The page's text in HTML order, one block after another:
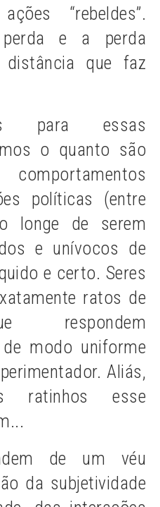
“rebeldes”.
e a perda
distância que faz
para essas
o quanto são
políticas (entre
longe de serem
e unívocos de
e certo. Seres
ratos de
respondem
modo uniforme
Aliás,
ratinhos esse
de um véu
da subjetividade